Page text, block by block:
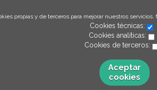
propias y de terceros para mejorar nuestros
Cookies técnicas:
Cookies analíticas:
Cookies de terceros:
Aceptar
cookies